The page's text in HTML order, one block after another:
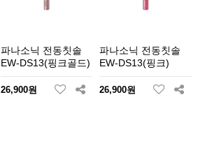
파나소닉 전동칫솔
EW-DS13(핑크골드)
26,900원
파나소닉 전동칫솔
EW-DS13(핑크)
26,900원